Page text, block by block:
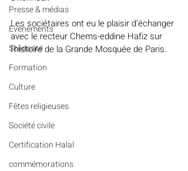
Presse & médias
Evénements
Solidarité
Formation
Culture
Fêtes religieuses
Société civile
Certification Halal
commémorations
Les sociétaires ont eu le plaisir d’échanger
avec le recteur Chems-eddine Hafiz sur
l’histoire de la Grande Mosquée de Paris.